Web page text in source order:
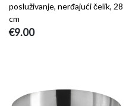
posluživanje, nerđajući čelik, 28
cm
€9.00